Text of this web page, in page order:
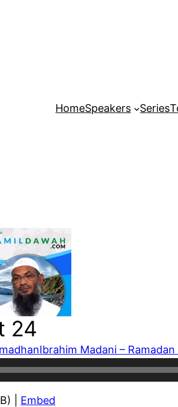
HomeSpeakers Series
24
Ibrahim Madani –
| Embed